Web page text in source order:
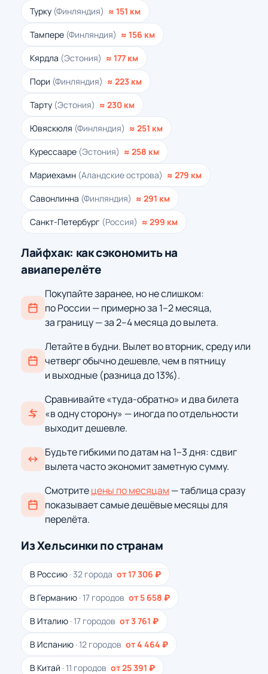
Турку (Финляндия) ≈ 151 км
Тампере (Финляндия) ≈ 156 км
Кярдла (Эстония) ≈ 177 км
Пори (Финляндия) ≈ 223 км
Тарту (Эстония) ≈ 230 км
Ювяскюля (Финляндия) ≈ 251 км
Курессааре (Эстония) ≈ 258 км
Мариехамн (Аландские острова) ≈ 279 км
Савонлинна (Финляндия) ≈ 291 км
Санкт-Петербург (Россия) ≈ 299 км
Лайфхак: как сэкономить на
авиаперелёте
Покупайте заранее, но не слишком:
по России — примерно за 1–2 месяца,
за границу — за 2–4 месяца до вылета.
Летайте в будни. Вылет во вторник, среду или
четверг обычно дешевле, чем в пятницу
и выходные (разница до 13%).
Сравнивайте «туда-обратно» и два билета
«в одну сторону» — иногда по отдельности
выходит дешевле.
Будьте гибкими по датам на 1–3 дня: сдвиг
вылета часто экономит заметную сумму.
Смотритецены по месяцам — таблица сразу
показывает самые дешёвые месяцы для
перелёта.
Из Хельсинки по странам
В Россию · 32 города от 17 306 ₽
В Германию · 17 городов от 5 658 ₽
В Италию · 17 городов от 3 761 ₽
В Испанию · 12 городов от 4 464 ₽
В Китай · 11 городов от 25 391 ₽